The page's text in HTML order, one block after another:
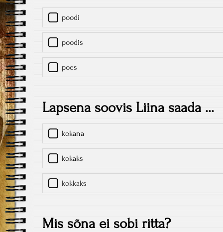
poodi
poodis
poes
Lapsena soovis Liina saada ...
kokana
kokaks
kokkaks
Mis sõna ei sobi ritta?